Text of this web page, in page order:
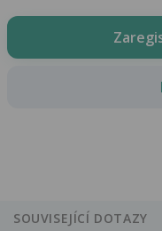
SOUVISEJÍCÍ DOTAZY